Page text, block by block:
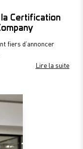
Certification
fiers d’annoncer
Lire la suite